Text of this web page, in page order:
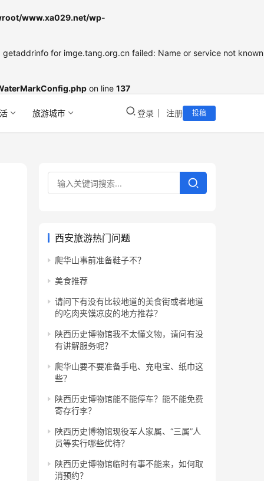
www.xa029.net/wp-
for imge.tang.org.cn failed: Name or service not known
on line 137
旅游城市 登录 注册 投稿
西安旅游热门问题
爬华山事前准备鞋子不？
美食推荐
请问下有没有比较地道的美食街或者地道
的吃肉夹馍凉皮的地方推荐？
陕西历史博物馆我不太懂文物，请问有没
有讲解服务呢？
爬华山要不要准备手电、充电宝、纸巾这
些？
陕西历史博物馆能不能停车？能不能免费
寄存行李？
陕西历史博物馆现役军人家属、“三属”人
员等实行哪些优待？
陕西历史博物馆临时有事不能来，如何取
消预约？